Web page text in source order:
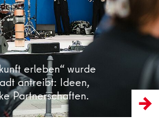
erleben“ wurde
antreibt: Ideen,
Partnerschaften.